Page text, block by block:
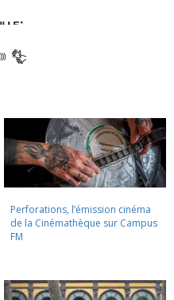
Perforations, l’émission cinéma
de la Cinémathèque sur Campus
FM